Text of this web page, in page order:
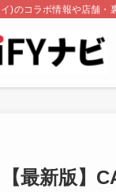
)のコラボ情報や店舗・
【最新版】